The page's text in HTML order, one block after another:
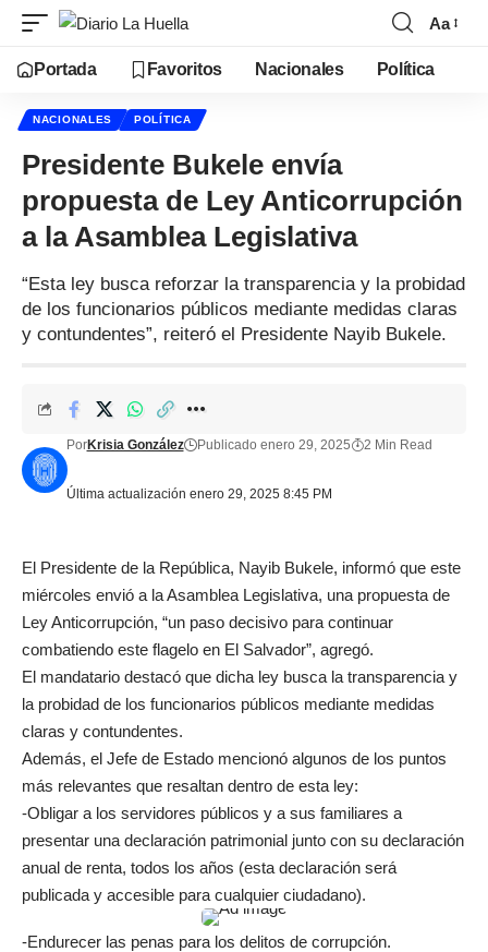
Aa
Portada Favoritos Nacionales Política
NACIONALES POLÍTICA
Presidente Bukele envía
propuesta de Ley Anticorrupción
a la Asamblea Legislativa
“Esta ley busca reforzar la transparencia y la probidad
de los funcionarios públicos mediante medidas claras
y contundentes”, reiteró el Presidente Nayib Bukele.
Última actualización enero 29, 2025 8:45 PM
PorKrisia González Publicado enero 29, 2025 2 Min Read
El Presidente de la República, Nayib Bukele, informó que este
miércoles envió a la Asamblea Legislativa, una propuesta de
Ley Anticorrupción, “un paso decisivo para continuar
combatiendo este flagelo en El Salvador”, agregó.
El mandatario destacó que dicha ley busca la transparencia y
la probidad de los funcionarios públicos mediante medidas
claras y contundentes.
Además, el Jefe de Estado mencionó algunos de los puntos
más relevantes que resaltan dentro de esta ley:
-Obligar a los servidores públicos y a sus familiares a
presentar una declaración patrimonial junto con su declaración
anual de renta, todos los años (esta declaración será
publicada y accesible para cualquier ciudadano).
-Endurecer las penas para los delitos de corrupción.